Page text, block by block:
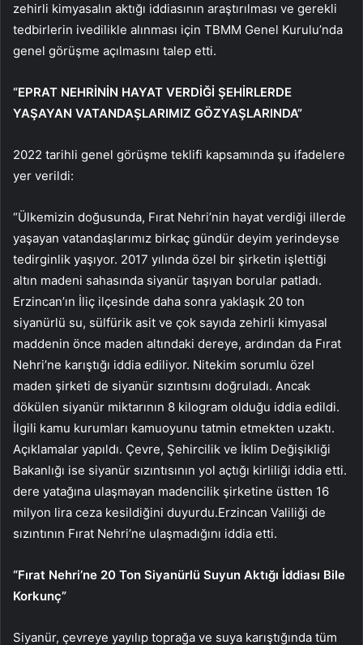
zehirli kimyasalın aktığı iddiasının araştırılması ve gerekli
tedbirlerin ivedilikle alınması için TBMM Genel Kurulu’nda
genel görüşme açılmasını talep etti.
“EPRAT NEHRİNİN HAYAT VERDİĞİ ŞEHİRLERDE
YAŞAYAN VATANDAŞLARIMIZ GÖZYAŞLARINDA”
2022 tarihli genel görüşme teklifi kapsamında şu ifadelere
yer verildi:
“Ülkemizin doğusunda, Fırat Nehri’nin hayat verdiği illerde
yaşayan vatandaşlarımız birkaç gündür deyim yerindeyse
tedirginlik yaşıyor. 2017 yılında özel bir şirketin işlettiği
altın madeni sahasında siyanür taşıyan borular patladı.
Erzincan’ın İliç ilçesinde daha sonra yaklaşık 20 ton
siyanürlü su, sülfürik asit ve çok sayıda zehirli kimyasal
maddenin önce maden altındaki dereye, ardından da Fırat
Nehri’ne karıştığı iddia ediliyor. Nitekim sorumlu özel
maden şirketi de siyanür sızıntısını doğruladı. Ancak
dökülen siyanür miktarının 8 kilogram olduğu iddia edildi.
İlgili kamu kurumları kamuoyunu tatmin etmekten uzaktı.
Açıklamalar yapıldı. Çevre, Şehircilik ve İklim Değişikliği
Bakanlığı ise siyanür sızıntısının yol açtığı kirliliği iddia etti.
dere yatağına ulaşmayan madencilik şirketine üstten 16
milyon lira ceza kesildiğini duyurdu.Erzincan Valiliği de
sızıntının Fırat Nehri’ne ulaşmadığını iddia etti.
“Fırat Nehri’ne 20 Ton Siyanürlü Suyun Aktığı İddiası Bile
Korkunç”
Siyanür, çevreye yayılıp toprağa ve suya karıştığında tüm